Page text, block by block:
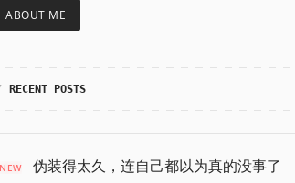
ABOUT ME
RECENT POSTS
NEW 伪装得太久，连自己都以为真的没事了